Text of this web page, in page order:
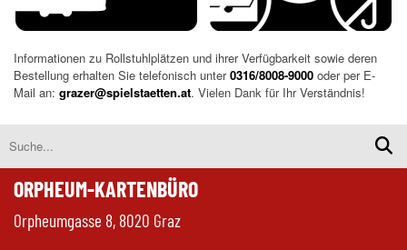
Informationen zu Rollstuhlplätzen und ihrer Verfügbarkeit sowie deren
Bestellung erhalten Sie telefonisch unter0316/8008-9000 oder per E-
Mail an: grazer@spielstaetten.at. Vielen Dank für Ihr Verständnis!
ORPHEUM-KARTENBÜRO
Orpheumgasse 8, 8020 Graz